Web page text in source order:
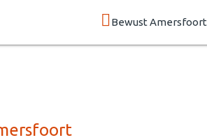
Bewust Amersfoort